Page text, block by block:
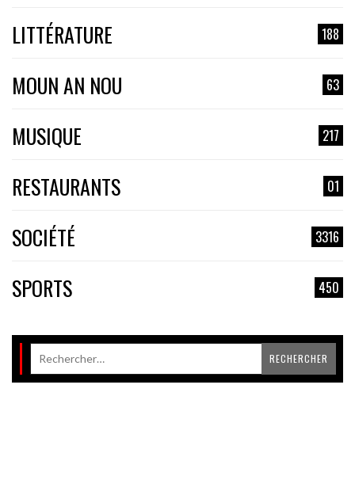
LITTÉRATURE 188
MOUN AN NOU 63
MUSIQUE 217
RESTAURANTS 01
SOCIÉTÉ 3316
SPORTS 450